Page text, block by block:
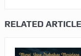
RELATED